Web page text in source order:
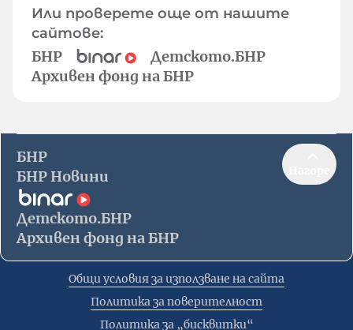
Или проверете още от нашите
сайтове:
БНР
Детското.БНР
Архивен фонд на БНР
БНР
БНР Новини
Детското.БНР
Архивен фонд на БНР
Общи условия за използване на сайта
Политика за поверителност
Политика за „бисквитки“